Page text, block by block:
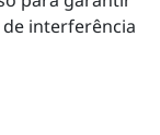
interferência